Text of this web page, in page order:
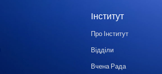
Інститут
Про Інститут
Відділи
Вчена Рада